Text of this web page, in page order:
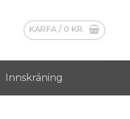
KARFA / 0 KR.
Innskráning